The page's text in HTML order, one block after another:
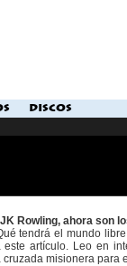
DISCOS
Rowling, ahora son
tendrá el mundo
artículo. Leo en
misionera